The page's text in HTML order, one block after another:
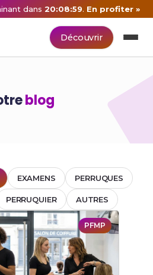
dans 20:08:59. En profiter »
Découvrir
blog
EXAMENS PERRUQUES
PERRUQUIER AUTRES
PFMP